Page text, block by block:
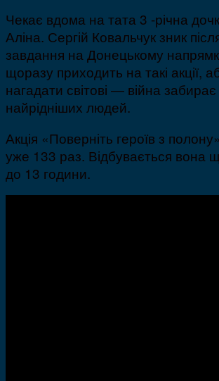
Чекає вдома на тата 3 -річна
Аліна. Сергій Ковальчук зник
завдання на Донецькому
щоразу приходить на такі акції,
нагадати світові — війна
найрідніших людей.
Акція «Поверніть героїв з
уже 133 раз. Відбувається вона
до 13 години.